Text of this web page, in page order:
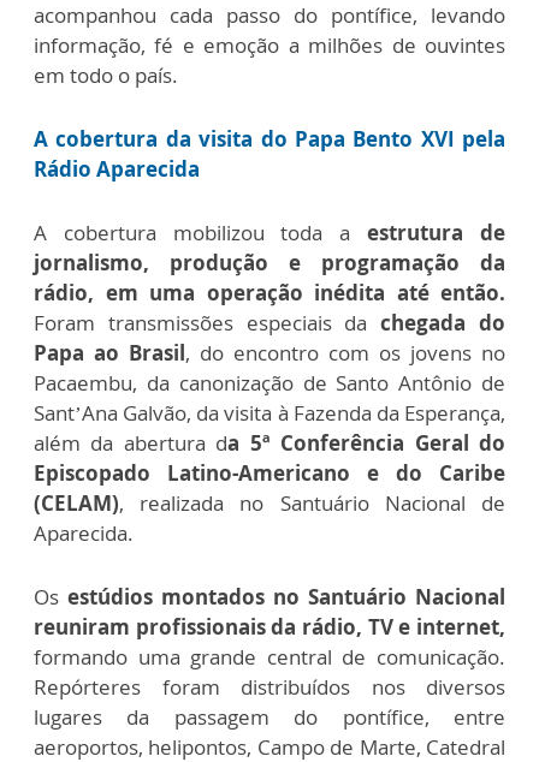
acompanhou cada passo do pontífice, levando
informação, fé e emoção a milhões de ouvintes
em todo o país.
A cobertura da visita do Papa Bento XVI pela
Rádio Aparecida
A cobertura mobilizou toda a estrutura de
jornalismo, produção e programação da
rádio, em uma operação inédita até então.
Foram transmissões especiais dachegada do
Papa ao Brasil, do encontro com os jovens no
Pacaembu, da canonização de Santo Antônio de
Sant’Ana Galvão, da visita à Fazenda da Esperança,
além da abertura da 5ª Conferência Geral do
Episcopado Latino-Americano e do Caribe
(CELAM), realizada no Santuário Nacional de
Aparecida.
Os estúdios montados no Santuário Nacional
reuniram profissionais da rádio, TV e internet,
formando uma grande central de comunicação.
Repórteres foram distribuídos nos diversos
lugares da passagem do pontífice, entre
aeroportos, helipontos, Campo de Marte, Catedral